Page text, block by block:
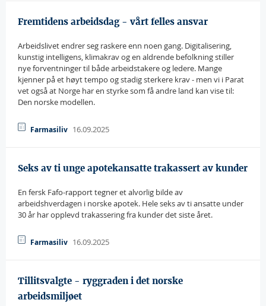
Fremtidens arbeidsdag - vårt felles ansvar
Arbeidslivet endrer seg raskere enn noen gang. Digitalisering,
kunstig intelligens, klimakrav og en aldrende befolkning stiller
nye forventninger til både arbeidstakere og ledere. Mange
kjenner på et høyt tempo og stadig sterkere krav - men vi i Parat
vet også at Norge har en styrke som få andre land kan vise til:
Den norske modellen.
Farmasiliv 16.09.2025
Seks av ti unge apotekansatte trakassert av kunder
En fersk Fafo-rapport tegner et alvorlig bilde av
arbeidshverdagen i norske apotek. Hele seks av ti ansatte under
30 år har opplevd trakassering fra kunder det siste året.
Farmasiliv 16.09.2025
Tillitsvalgte - ryggraden i det norske
arbeidsmiljøet